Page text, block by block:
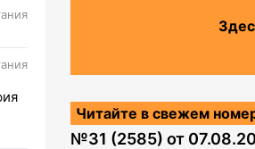
Читайте в свежем
№31 (2585) от